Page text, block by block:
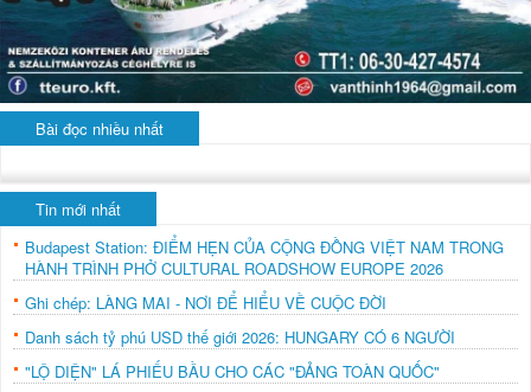
Bài đọc nhiều nhất
Tin mới nhất
Budapest Station: ĐIỂM HẸN CỦA CỘNG ĐỒNG VIỆT NAM TRONG
HÀNH TRÌNH PHỞ CULTURAL ROADSHOW EUROPE 2026
Ghi chép: LÀNG MAI - NƠI ĐỂ HIỂU VỀ CUỘC ĐỜI
Danh sách tỷ phú USD thế giới 2026: HUNGARY CÓ 6 NGƯỜI
"LỘ DIỆN" LÁ PHIẾU BẦU CHO CÁC "ĐẢNG TOÀN QUỐC"